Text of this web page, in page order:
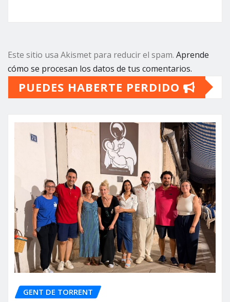
Este sitio usa Akismet para reducir el spam. Aprende
cómo se procesan los datos de tus comentarios.
PUEDES HABERTE PERDIDO
GENT DE TORRENT